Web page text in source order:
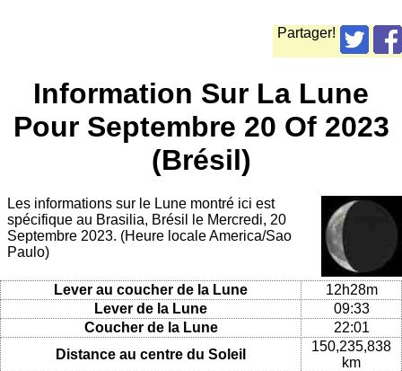
Partager!
Information Sur La Lune
Pour Septembre 20 Of 2023
(Brésil)
Les informations sur le Lune montré ici est
spécifique au Brasilia, Brésil le Mercredi, 20
Septembre 2023. (Heure locale America/Sao
Paulo)
Lever au coucher de la Lune
12h28m
Lever de la Lune
09:33
Coucher de la Lune
22:01
Distance au centre du Soleil
150,235,838
km